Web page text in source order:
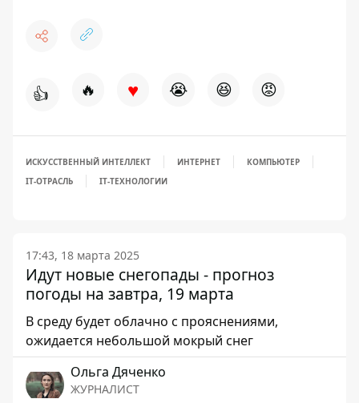
👍 🔥 ♥ 😭 😆 😡
ИСКУССТВЕННЫЙ ИНТЕЛЛЕКТ ИНТЕРНЕТ
КОМПЬЮТЕР
IT-ОТРАСЛЬ
IT-ТЕХНОЛОГИИ
17:43, 18 марта 2025
Идут новые снегопады - прогноз
погоды на завтра, 19 марта
В среду будет облачно с прояснениями,
ожидается небольшой мокрый снег
Ольга Дяченко
ЖУРНАЛИСТ